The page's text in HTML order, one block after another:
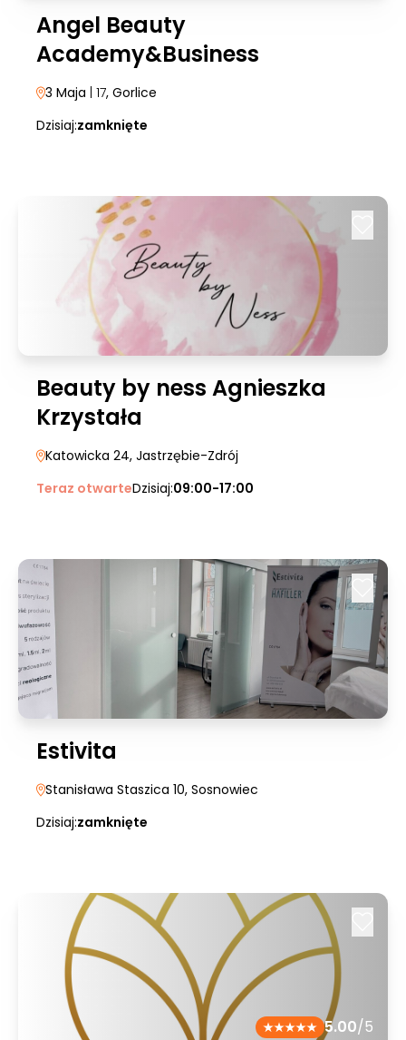
Angel Beauty
Academy&Business
3 Maja | 17, Gorlice
Dzisiaj:zamknięte
Beauty by ness Agnieszka
Krzystała
Katowicka 24, Jastrzębie-Zdrój
Teraz otwarteDzisiaj:09:00-17:00
Estivita
Stanisława Staszica 10, Sosnowiec
Dzisiaj:zamknięte
5.00/5